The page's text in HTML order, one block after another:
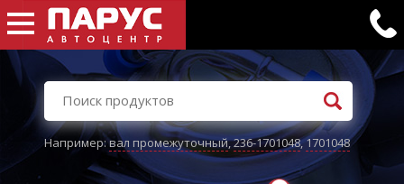
Например:вал промежуточный,236-1701048,1701048